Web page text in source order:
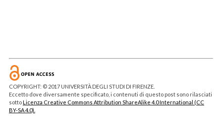
COPYRIGHT: © 2017 UNIVERSITÀ DEGLI STUDI DI FIRENZE.
Eccetto dove diversamente specificato, i contenuti di questo post sono rilasciati
sottoLicenza Creative Commons Attribution ShareAlike 4.0 International (CC
BY-SA 4.0).